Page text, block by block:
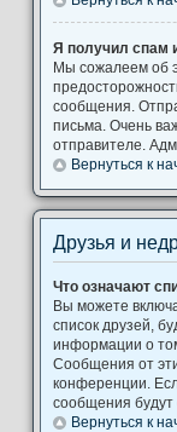
Я получил спам
Мы сожалеем об
сообщения.
письма. Очень
отправителе.
Вернуться к
Друзья и
Что означают
Вы можете
список друзей,
информации о
Сообщения от
конференции.
сообщения
Вернуться к